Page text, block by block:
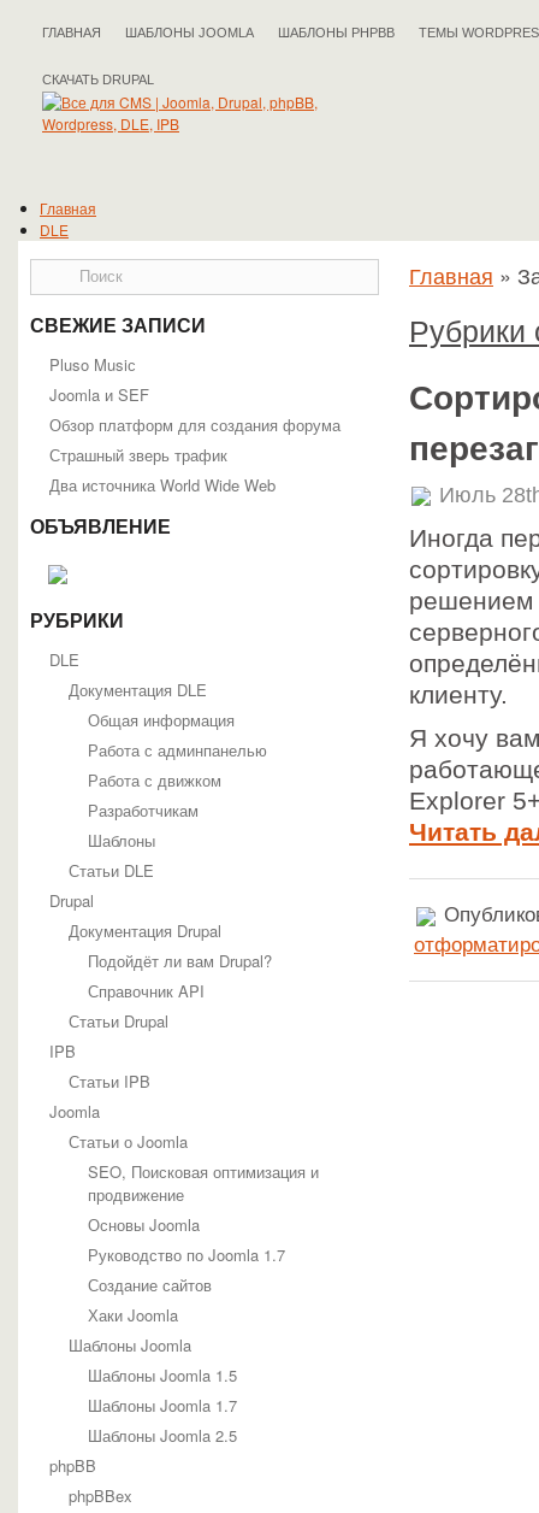
ГЛАВНАЯ ШАБЛОНЫ JOOMLA ШАБЛОНЫ PHPBB ТЕМЫ
СКАЧАТЬ DRUPAL
Главная
DLE
Joomla
phpBB
WordPress
Полезные статьи
СВЕЖИЕ ЗАПИСИ
Pluso Musiс
Joomla и SEF
Обзор платформ для создания форума
Страшный зверь трафик
Два источника World Wide Web
ОБЪЯВЛЕНИЕ
РУБРИКИ
DLE
Документация DLE
Общая информация
Работа с админпанелью
Работа с движком
Разработчикам
Шаблоны
Статьи DLE
Drupal
Документация Drupal
Подойдёт ли вам Drupal?
Справочник API
Статьи Drupal
IPB
Статьи IPB
Joomla
Статьи о Joomla
SEO, Поисковая оптимизация и
продвижение
Основы Joomla
Руководство по Joomla 1.7
Создание сайтов
Хаки Joomla
Шаблоны Joomla
Шаблоны Joomla 1.5
Шаблоны Joomla 1.7
Шаблоны Joomla 2.5
phpBB
phpBBex
Главная »
Рубрики
Июль
Иногда
решением
клиенту.
Я хочу
Explorer
Читать